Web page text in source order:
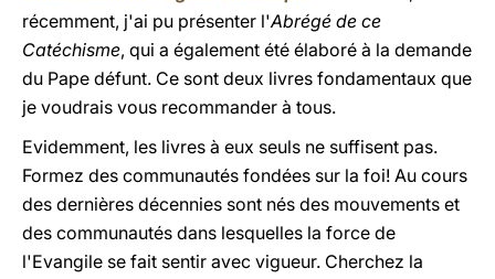
récemment, j'ai pu présenter l'Abrégé de ce
Catéchisme, qui a également été élaboré à la demande
du Pape défunt. Ce sont deux livres fondamentaux que
je voudrais vous recommander à tous.
Evidemment, les livres à eux seuls ne suffisent pas.
Formez des communautés fondées sur la foi! Au cours
des dernières décennies sont nés des mouvements et
des communautés dans lesquelles la force de
l'Evangile se fait sentir avec vigueur. Cherchez la